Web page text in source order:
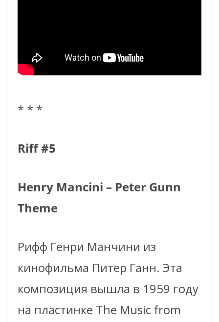
* * *
Riff #5
Henry Mancini – Peter Gunn
Theme
Рифф Генри Манчини из
кинофильма Питер Ганн. Эта
композиция вышла в 1959 году
на пластинке The Music from